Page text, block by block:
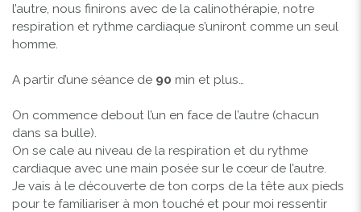
l’autre, nous finirons avec de la calinothérapie, notre
respiration et rythme cardiaque s’uniront comme un seul
homme.
A partir d’une séance de 90 min et plus…
On commence debout l’un en face de l’autre (chacun
dans sa bulle).
On se cale au niveau de la respiration et du rythme
cardiaque avec une main posée sur le cœur de l’autre.
Je vais à le découverte de ton corps de la tête aux pieds
pour te familiariser à mon touché et pour moi ressentir